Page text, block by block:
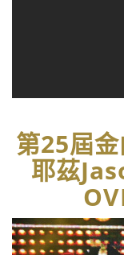
第25屆
耶茲